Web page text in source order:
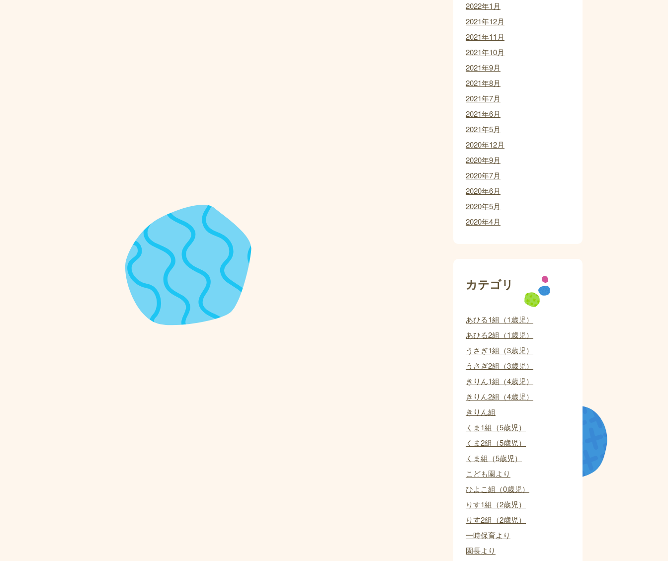
2022年1月
2021年12月
2021年11月
2021年10月
2021年9月
2021年8月
2021年7月
2021年6月
2021年5月
2020年12月
2020年9月
2020年7月
2020年6月
2020年5月
2020年4月
カテゴリ
あひる1組（1歳児）
あひる2組（1歳児）
うさぎ1組（3歳児）
うさぎ2組（3歳児）
きりん1組（4歳児）
きりん2組（4歳児）
きりん組
くま1組（5歳児）
くま2組（5歳児）
くま組（5歳児）
こども園より
ひよこ組（0歳児）
りす1組（2歳児）
りす2組（2歳児）
一時保育より
園長より